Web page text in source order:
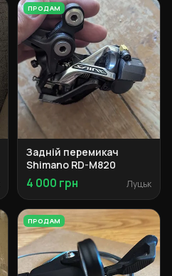
ПРОДАМ
Задній перемикач
Shimano RD-M820
4 000 грн Луцьк
ПРОДАМ